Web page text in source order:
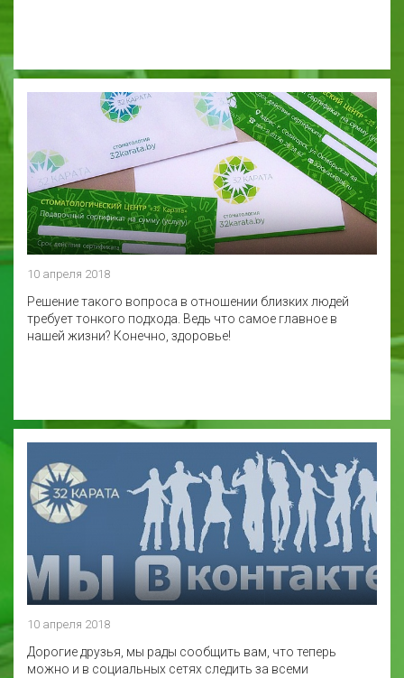
10 апреля 2018
Решение такого вопроса в отношении близких людей
требует тонкого подхода. Ведь что самое главное в
нашей жизни? Конечно, здоровье!
10 апреля 2018
Дорогие друзья, мы рады сообщить вам, что теперь
можно и в социальных сетях следить за всеми